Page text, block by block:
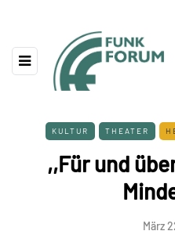
KULTUR THEATER
,,Für und
März